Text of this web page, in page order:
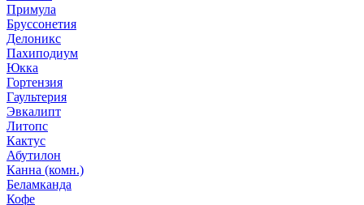
Примула
Бруссонетия
Делоникс
Пахиподиум
Юкка
Гортензия
Гаультерия
Эвкалипт
Литопс
Кактус
Абутилон
Канна (комн.)
Беламканда
Кофе